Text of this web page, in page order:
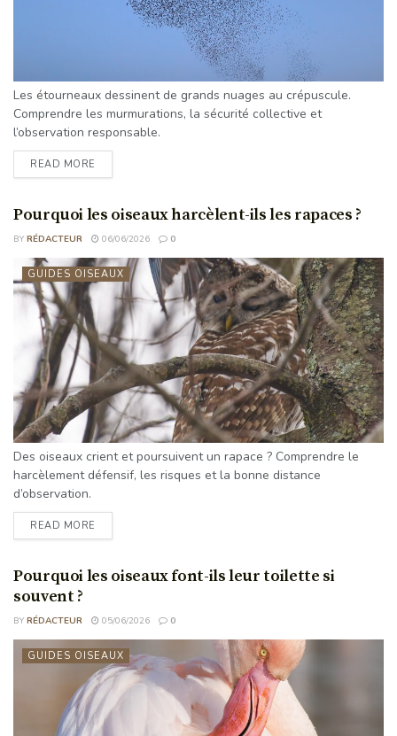
Les étourneaux dessinent de grands nuages au crépuscule.
Comprendre les murmurations, la sécurité collective et
l’observation responsable.
READ MORE
Pourquoi les oiseaux harcèlent-ils les rapaces ?
BY RÉDACTEUR 06/06/2026 0
GUIDES OISEAUX
Des oiseaux crient et poursuivent un rapace ? Comprendre le
harcèlement défensif, les risques et la bonne distance
d’observation.
READ MORE
Pourquoi les oiseaux font-ils leur toilette si
souvent ?
BY RÉDACTEUR 05/06/2026 0
GUIDES OISEAUX